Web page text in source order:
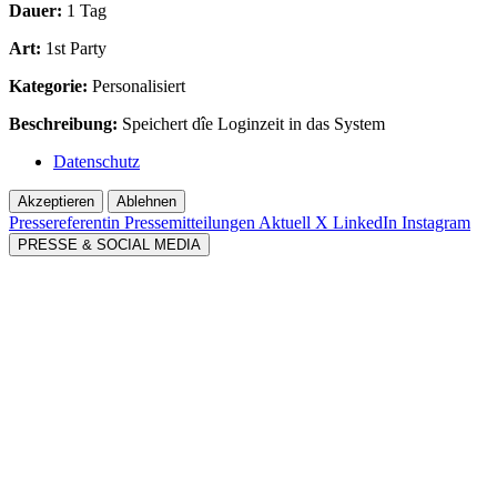
Dauer: 1 Tag
Art: 1st Party
Kategorie: Personalisiert
Beschreibung: Speichert dîe Loginzeit in das System
Datenschutz
Akzeptieren Ablehnen
Pressereferentin Pressemitteilungen Aktuell X LinkedIn Instagram
PRESSE & SOCIAL MEDIA